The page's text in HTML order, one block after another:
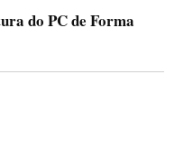
do PC de Forma